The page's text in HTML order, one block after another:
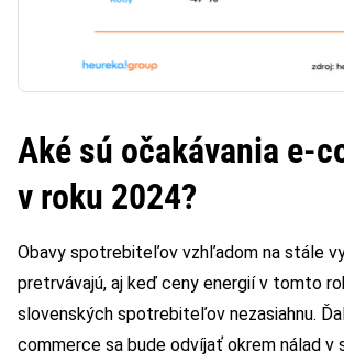
Aké sú očakávania e-
v roku 2024?
Obavy spotrebiteľov vzhľadom na stále
pretrvávajú, aj keď ceny energií v tomto
slovenských spotrebiteľov nezasiahnu.
commerce sa bude odvíjať okrem nálad v